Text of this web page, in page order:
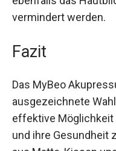
Cortisolspiegel zu
abzubauen, was
sich ebenfalls das
Fazit
Das MyBeo